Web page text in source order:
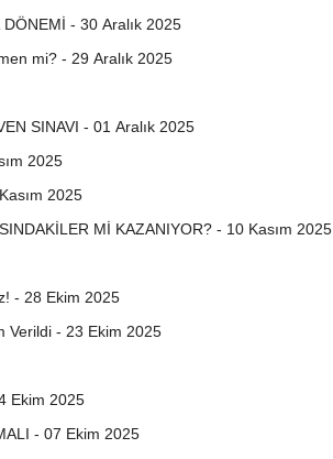
- 30 Aralık 2025
mi? - 29 Aralık 2025
SINAVI - 01 Aralık 2025
2025
2025
Mİ KAZANIYOR? - 10 Kasım 2025
- 28 Ekim 2025
Verildi - 23 Ekim 2025
Ekim 2025
- 07 Ekim 2025